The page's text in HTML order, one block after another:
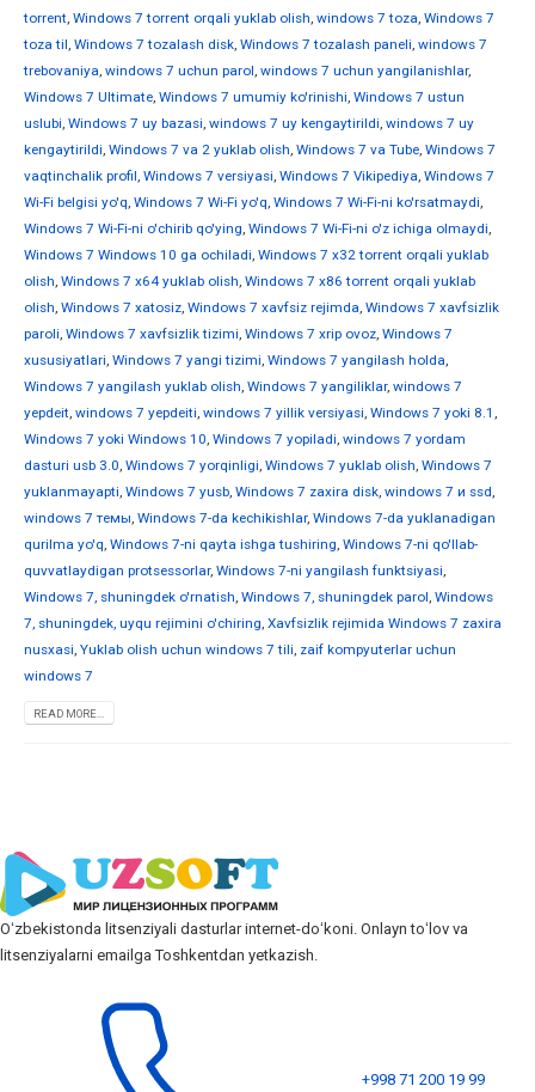
torrent, Windows 7 torrent orqali yuklab olish, windows 7 toza, Windows 7
toza til, Windows 7 tozalash disk, Windows 7 tozalash paneli, windows 7
trebovaniya, windows 7 uchun parol, windows 7 uchun yangilanishlar,
Windows 7 Ultimate, Windows 7 umumiy ko'rinishi, Windows 7 ustun
uslubi, Windows 7 uy bazasi, windows 7 uy kengaytirildi, windows 7 uy
kengaytirildi, Windows 7 va 2 yuklab olish, Windows 7 va Tube, Windows 7
vaqtinchalik profil, Windows 7 versiyasi, Windows 7 Vikipediya, Windows 7
Wi-Fi belgisi yo'q, Windows 7 Wi-Fi yo'q, Windows 7 Wi-Fi-ni ko'rsatmaydi,
Windows 7 Wi-Fi-ni o'chirib qo'ying, Windows 7 Wi-Fi-ni o'z ichiga olmaydi,
Windows 7 Windows 10 ga ochiladi, Windows 7 x32 torrent orqali yuklab
olish, Windows 7 x64 yuklab olish, Windows 7 x86 torrent orqali yuklab
olish, Windows 7 xatosiz, Windows 7 xavfsiz rejimda, Windows 7 xavfsizlik
paroli, Windows 7 xavfsizlik tizimi, Windows 7 xrip ovoz, Windows 7
xususiyatlari, Windows 7 yangi tizimi, Windows 7 yangilash holda,
Windows 7 yangilash yuklab olish, Windows 7 yangiliklar, windows 7
yepdeit, windows 7 yepdeiti, windows 7 yillik versiyasi, Windows 7 yoki 8.1 ,
Windows 7 yoki Windows 10, Windows 7 yopiladi, windows 7 yordam
dasturi usb 3.0, Windows 7 yorqinligi, Windows 7 yuklab olish, Windows 7
yuklanmayapti, Windows 7 yusb, Windows 7 zaxira disk, windows 7 и ssd,
windows 7 темы, Windows 7-da kechikishlar, Windows 7-da yuklanadigan
qurilma yo'q, Windows 7-ni qayta ishga tushiring, Windows 7-ni qo'llab-
quvvatlaydigan protsessorlar, Windows 7-ni yangilash funktsiyasi,
Windows 7, shuningdek o'rnatish, Windows 7, shuningdek parol, Windows
7, shuningdek, uyqu rejimini o'chiring, Xavfsizlik rejimida Windows 7 zaxira
nusxasi, Yuklab olish uchun windows 7 tili, zaif kompyuterlar uchun
windows 7
READ MORE...
Oʻzbekistonda litsenziyali dasturlar internet-doʻkoni. Onlayn toʻlov va
litsenziyalarni emailga Toshkentdan yetkazish.
+998 71 200 19 99